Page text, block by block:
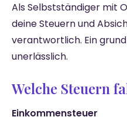
Als Selbstständiger mit
deine Steuern und
verantwortlich. Ein
unerlässlich.
Welche Steuern
Einkommensteuer